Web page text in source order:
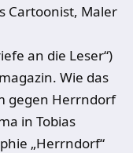
Cartoonist, Maler
an die Leser“)
Wie das
gegen Herrndorf
in Tobias
„Herrndorf“